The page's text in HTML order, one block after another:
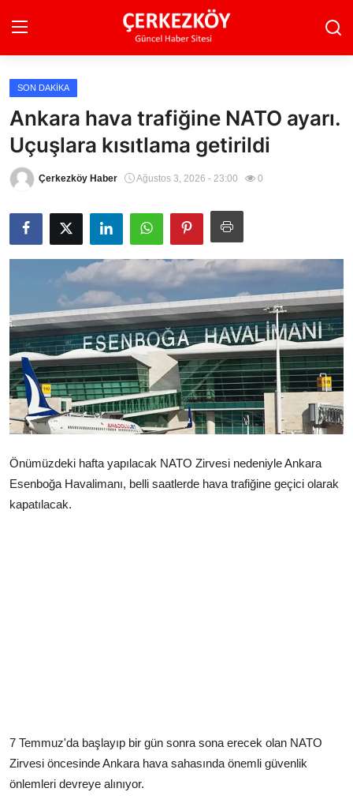
Ana Sayfa
Son Dakika
Ekonomi Haberleri
Magazin Haberleri
Spor Haberleri
Teknoloji Haberleri
Dünya Haberleri
Çerkezköy
SON DAKIKA
Ankara hava trafiğine NATO ayarı.
Uçuşlara kısıtlama getirildi
Çerkezköy Haber Ağustos 3, 2026 - 23:00 0
Önümüzdeki hafta yapılacak NATO Zirvesi nedeniyle Ankara
Esenboğa Havalimanı, belli saatlerde hava trafiğine geçici olarak
kapatılacak.
7 Temmuz'da başlayıp bir gün sonra sona erecek olan NATO
Zirvesi öncesinde Ankara hava sahasında önemli güvenlik
önlemleri devreye alınıyor.